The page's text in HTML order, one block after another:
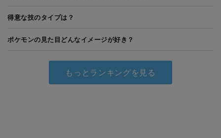
得意な技のタイプは？
ポケモンの見た目どんなイメージが好き？
もっとランキングを見る